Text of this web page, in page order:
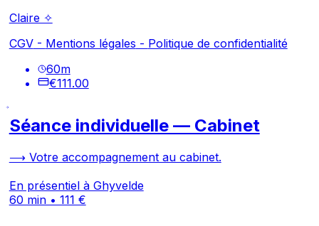
Claire ✧
CGV- Mentions légales - Politique de confidentialité
60m
€111.00
Séance individuelle — Cabinet
⟶ Votre accompagnement au cabinet.
En présentiel à Ghyvelde
60 min • 111 €